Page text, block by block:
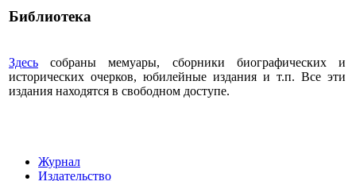
Библиотека
Здесь собраны мемуары, сборники биографических и
исторических очерков, юбилейные издания и т.п. Все эти
издания находятся в свободном доступе.
Журнал
Издательство